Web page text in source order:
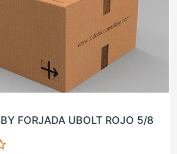
FORJADA UBOLT ROJO 5/8